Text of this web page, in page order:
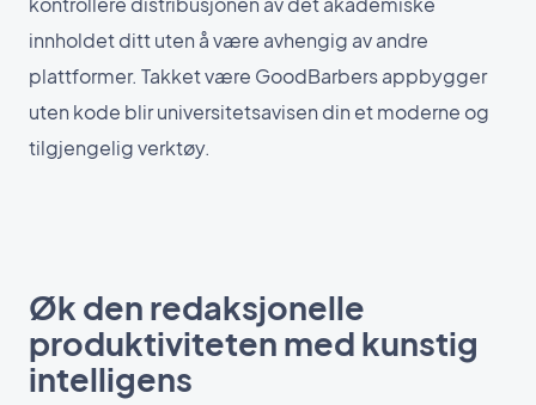
innholdet ditt uten å være avhengig av andre
plattformer. Takket være GoodBarbers appbygger
uten kode blir universitetsavisen din et moderne og
tilgjengelig verktøy.
Øk den redaksjonelle
produktiviteten med kunstig
intelligens